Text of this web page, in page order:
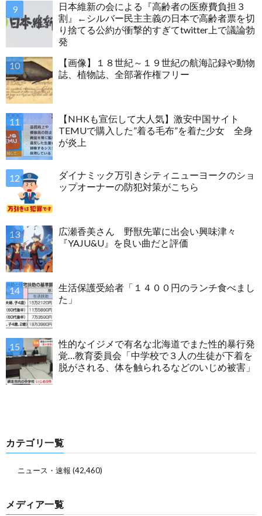
日本維新の会による『高齢者の医療費負担３
割』←シルバー民主主義の日本で高齢者票を切
り捨てる公約が衝撃的すぎてtwitter上で議論勃
発
【画像】１８世紀～１９世紀の航海記録や動物
誌、植物誌、全部著作権フリー
【NHKも宣伝して大人気】激安中国サイト
TEMUで購入した”着る毛布”を着た少女 全身
が炎上
ダイナミック万引きシティニューヨークのショ
ップオーナーの防犯対策がこちら
広瀬香美さん 野獣先輩に出会い興味津々
『YAJU&U』を良い曲だと評価
生活保護受給者「１４００円のランチ食べまし
た」
性的なイジメで有名な北海道でまた性的暴行発
覚…教育委員会「中学校で３人の生徒が下着を
脱がされる、体を触られるなどのいじめ被害」
カテゴリ一覧
ニュース・速報 (42,460)
メディア一覧